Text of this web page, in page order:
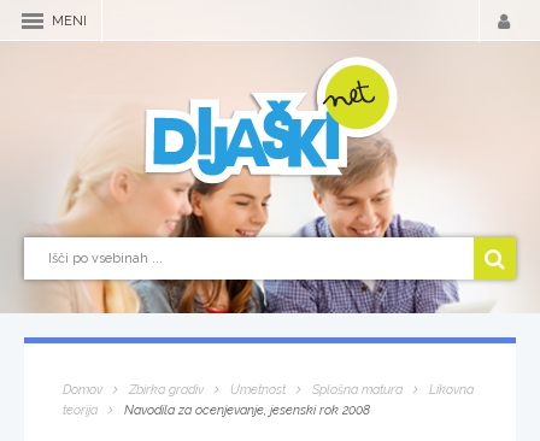
MENI
Domov Zbirka gradiv Umetnost Splošna matura
Likovna
teorija
Navodila za ocenjevanje, jesenski rok 2008